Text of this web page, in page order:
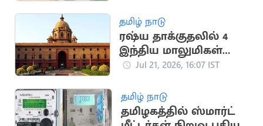
தமிழ் நாடு
ரஷ்ய தாக்குதலில் 4
இந்திய மாலுமிகள்
பலி: இந்தியா
Jul 21, 2026, 16:07 IST
தமிழ் நாடு
தமிழகத்தில் ஸ்மார்ட்